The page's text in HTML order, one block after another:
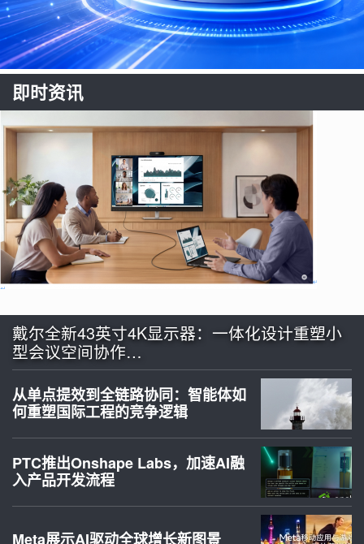
即时资讯
戴尔全新43英寸4K显示器：一体化设计重塑小
型会议空间协作…
从单点提效到全链路协同：智能体如
何重塑国际工程的竞争逻辑
PTC推出Onshape Labs，加速AI融
入产品开发流程
Meta展示AI驱动全球增长新图景